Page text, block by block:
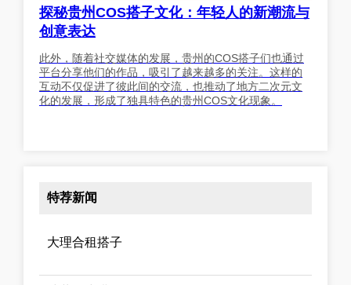
探秘贵州COS搭子文化：年轻人的新潮流与
创意表达
此外，随着社交媒体的发展，贵州的COS搭子们也通过
平台分享他们的作品，吸引了越来越多的关注。这样的
互动不仅促进了彼此间的交流，也推动了地方二次元文
化的发展，形成了独具特色的贵州COS文化现象。
特荐新闻
大理合租搭子